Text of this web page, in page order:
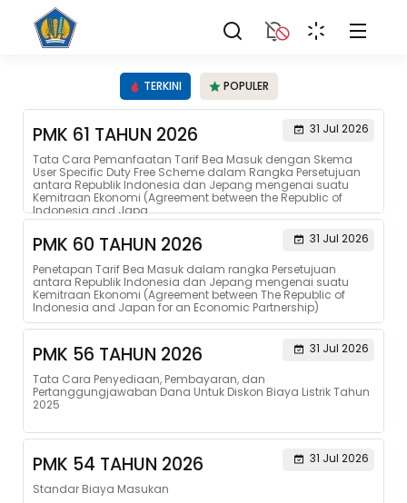
TERKINI POPULER
PMK 61 TAHUN 2026
31 Jul 2026
Tata Cara Pemanfaatan Tarif Bea Masuk dengan Skema
User Specific Duty Free Scheme dalam Rangka Persetujuan
antara Republik Indonesia dan Jepang mengenai suatu
Kemitraan Ekonomi (Agreement between the Republic of
Indonesia and Japa...
PMK 60 TAHUN 2026
31 Jul 2026
Penetapan Tarif Bea Masuk dalam rangka Persetujuan
antara Republik Indonesia dan Jepang mengenai suatu
Kemitraan Ekonomi (Agreement between The Republic of
Indonesia and Japan for an Economic Partnership)
PMK 56 TAHUN 2026
31 Jul 2026
Tata Cara Penyediaan, Pembayaran, dan
Pertanggungjawaban Dana Untuk Diskon Biaya Listrik Tahun
2025
PMK 54 TAHUN 2026
31 Jul 2026
Standar Biaya Masukan